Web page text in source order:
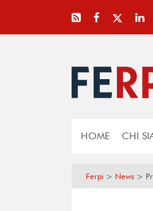
HOME CHI
Ferpi > News >